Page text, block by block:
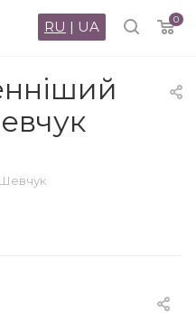
0
RU | UA